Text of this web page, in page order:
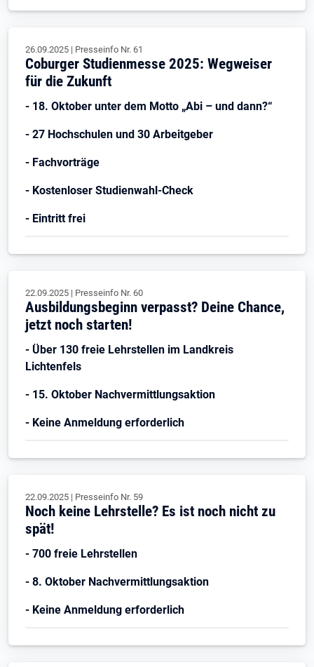
26.09.2025 | Presseinfo Nr. 61
Coburger Studienmesse 2025: Wegweiser
für die Zukunft
- 18. Oktober unter dem Motto „Abi – und dann?“
- 27 Hochschulen und 30 Arbeitgeber
- Fachvorträge
- Kostenloser Studienwahl-Check
- Eintritt frei
22.09.2025 | Presseinfo Nr. 60
Ausbildungsbeginn verpasst? Deine Chance,
jetzt noch starten!
- Über 130 freie Lehrstellen im Landkreis
Lichtenfels
- 15. Oktober Nachvermittlungsaktion
- Keine Anmeldung erforderlich
22.09.2025 | Presseinfo Nr. 59
Noch keine Lehrstelle? Es ist noch nicht zu
spät!
- 700 freie Lehrstellen
- 8. Oktober Nachvermittlungsaktion
- Keine Anmeldung erforderlich